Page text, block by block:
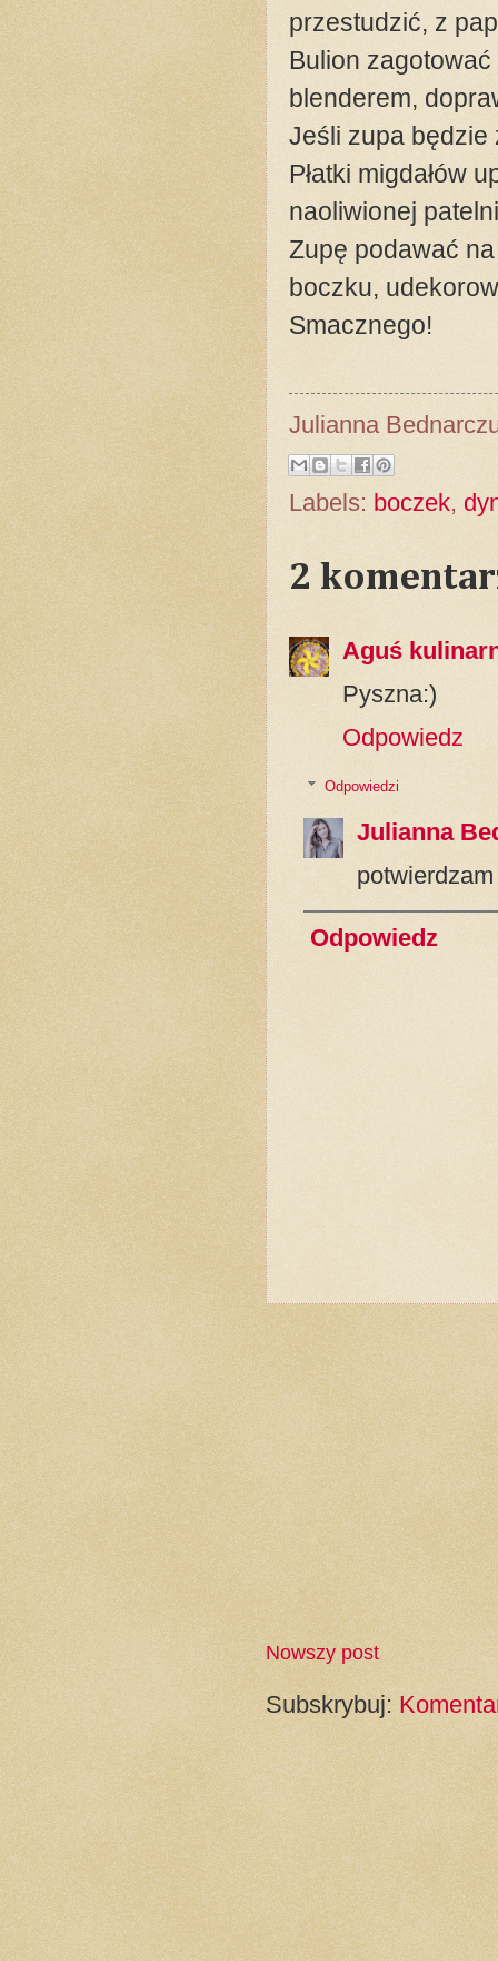
przestudzić, z
Bulion
blenderem,
Jeśli zupa
Płatki migdałów
naoliwionej
Zupę podawać
boczku,
Smacznego!
Julianna
Labels: boczek,
2
Aguś
Pyszna:)
Odpowiedz
Odpowiedzi
Julianna
Odpowiedz
Nowszy post
Subskrybuj: